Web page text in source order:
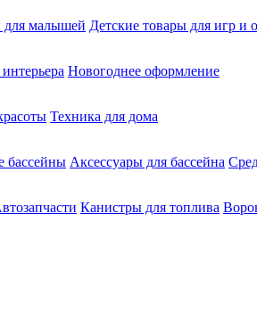
для малышей Детские товары для игр и
Новогоднее оформление
Техника для дома
бассейны Аксессуары для бассейна
Канистры для топлива